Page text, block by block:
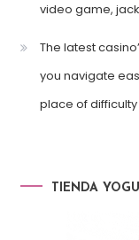
video game,
The latest
you navigate
place of difficulty
TIENDA